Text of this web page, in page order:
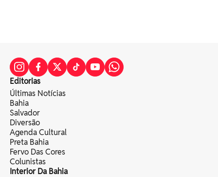
Editorias
Últimas Notícias
Bahia
Salvador
Diversão
Agenda Cultural
Preta Bahia
Fervo Das Cores
Colunistas
Interior Da Bahia